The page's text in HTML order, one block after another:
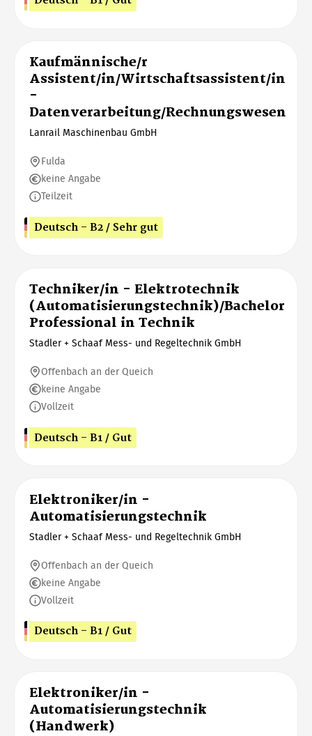
Kaufmännische/r
Assistent/in/Wirtschaftsassistent/in
-
Datenverarbeitung/Rechnungswesen
Lanrail Maschinenbau GmbH
Fulda
keine Angabe
Teilzeit
Deutsch - B2 / Sehr gut
Techniker/in - Elektrotechnik
(Automatisierungstechnik)/Bachelor
Professional in Technik
Stadler + Schaaf Mess- und Regeltechnik GmbH
Offenbach an der Queich
keine Angabe
Vollzeit
Deutsch - B1 / Gut
Elektroniker/in -
Automatisierungstechnik
Stadler + Schaaf Mess- und Regeltechnik GmbH
Offenbach an der Queich
keine Angabe
Vollzeit
Deutsch - B1 / Gut
Elektroniker/in -
Automatisierungstechnik
(Handwerk)